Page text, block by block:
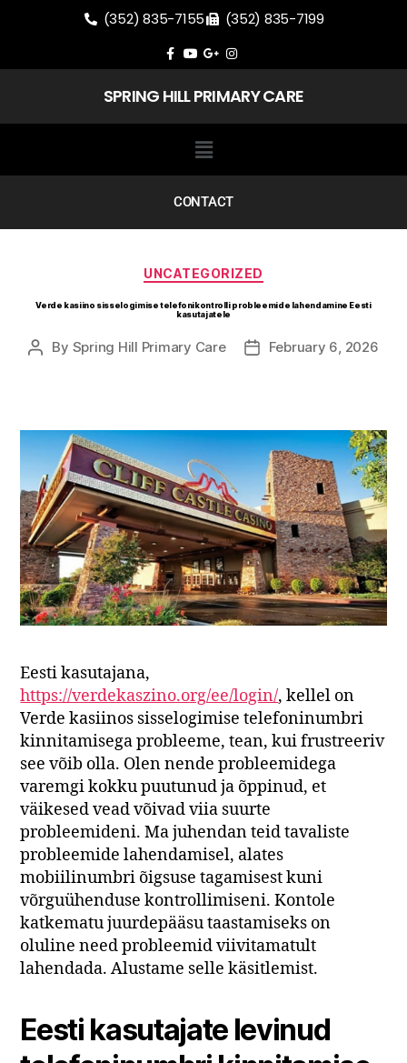
(352) 835-7155 (352) 835-7199
SPRING HILL PRIMARY CARE
CONTACT
UNCATEGORIZED
Verde kasiino sisselogimise telefonikontrolli probleemide lahendamine Eesti
kasutajatele
By Spring Hill Primary Care February 6, 2026
Eesti kasutajana,
https://verdekaszino.org/ee/login/, kellel on
Verde kasiinos sisselogimise telefoninumbri
kinnitamisega probleeme, tean, kui frustreeriv
see võib olla. Olen nende probleemidega
varemgi kokku puutunud ja õppinud, et
väikesed vead võivad viia suurte
probleemideni. Ma juhendan teid tavaliste
probleemide lahendamisel, alates
mobiilinumbri õigsuse tagamisest kuni
võrguühenduse kontrollimiseni. Kontole
katkematu juurdepääsu taastamiseks on
oluline need probleemid viivitamatult
lahendada. Alustame selle käsitlemist.
Eesti kasutajate levinud